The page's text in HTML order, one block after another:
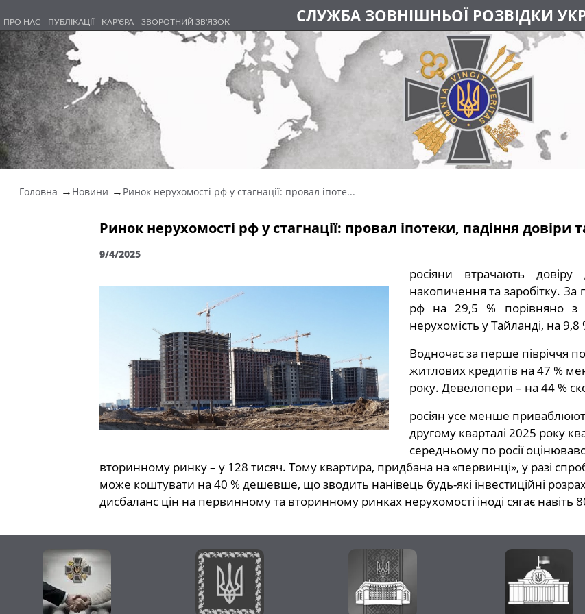
СЛУЖБА ЗОВНІШНЬОЇ РОЗВІДКИ
ПРО НАС ПУБЛІКАЦІЇ КАР'ЄРА ЗВОРОТНИЙ ЗВ'ЯЗОК
Головна Новини Ринок нерухомості рф у стагнації: провал іпоте...
Ринок нерухомості рф у стагнації: провал іпотеки, падіння довіри
9/4/2025
росіяни втрачають довіру
накопичення та заробітку.
рф на 29,5 % порівняно з
нерухомість у Тайланді, на 9,8
Водночас за перше півріччя
житлових кредитів на 47 %
року. Девелопери – на 44 %
росіян усе менше
другому кварталі 2025 року
середньому по росії
вторинному ринку – у 128 тисяч. Тому квартира, придбана на «первинці», у разі
може коштувати на 40 % дешевше, що зводить нанівець будь-які інвестиційні
дисбаланс цін на первинному та вторинному ринках нерухомості іноді сягає навіть